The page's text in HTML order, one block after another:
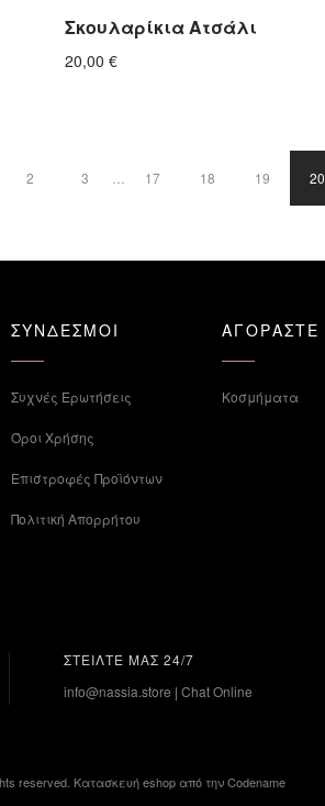
Σκουλαρίκια Ατσάλι
20,00 €
2 3 17 18 19 20
ΣΥΝΔΕΣΜΟΙ
Συχνές Ερωτήσεις
Όροι Χρήσης
Επιστροφές Προϊόντων
Πολιτική Απορρήτου
ΑΓΟΡΑΣΤΕ
Κοσμήματα
ΣΤΕΙΛΤΕ ΜΑΣ 24/7
info@nassia.store | Chat Online
reserved. Κατασκευή eshopαπό την Codename